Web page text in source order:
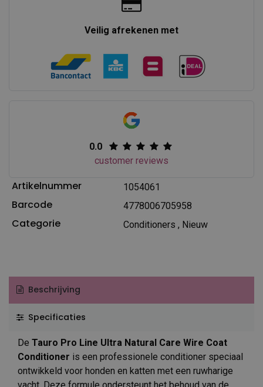
Veilig afrekenen met
0.0
customer reviews
Artikelnummer 1054061
Barcode 4778006705958
Categorie Conditioners , Nieuw
Beschrijving
Specificaties
De Tauro Pro Line Ultra Natural Care Wire Coat
Conditioner is een professionele conditioner speciaal
ontwikkeld voor honden en katten met een ruwharige